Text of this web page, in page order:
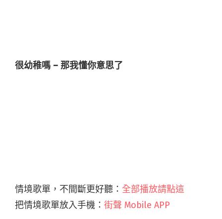
很幼稚嗎 – 那我懂你意思了
情境歌單，不間斷更好聽： 全部播放請點這
把情境歌單放入手機： 街聲 Mobile APP